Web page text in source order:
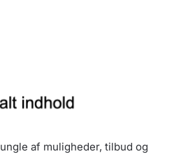
af muligheder, tilbud og